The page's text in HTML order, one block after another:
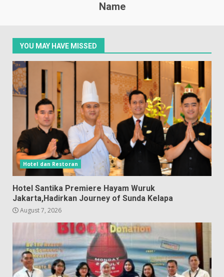
Name
YOU MAY HAVE MISSED
Hotel dan Restoran
Hotel Santika Premiere Hayam Wuruk
Jakarta,Hadirkan Journey of Sunda Kelapa
August 7, 2026